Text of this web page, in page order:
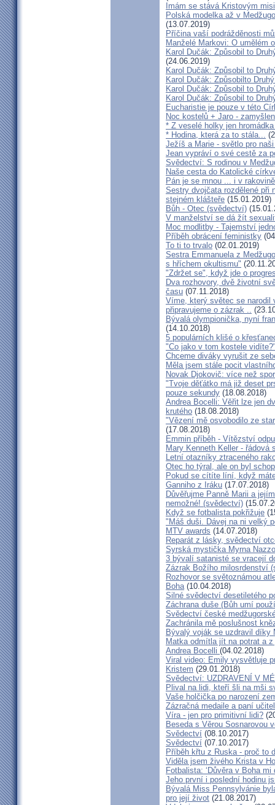
Imám se stává Kristovým
Polská modelka až v
(13.07.2019)
Příčina vaší podrážděnosti
Manželé Markovi: O umělém
Karol Dučák: Způsobil to
(24.06.2019)
Karol Dučák: Způsobil to
Karol Dučák: Způsobilto
Karol Dučák: Způsobil to
Karol Dučák: Způsobil to
Eucharistie je pouze v této
Noc kostelů + Jaro -
* Z veselé holky jen
* Hodina, která za to stála...
Ježíš a Marie - světlo pro
Jean vypráví o své cestě za
Svědectví: S rodinou v
Naše cesta do Katolické
Pán je se mnou ... i v
Sestry dvojčata rozdělené při
stejném klášteře (15.01.2019)
Bůh - Otec (svědectví)
V manželství se dá žít
Moc modlitby - Tajemství
Příběh obrácení feministky
To ti to trvalo (02.01.2019)
Sestra Emmanuela z
s hříchem okultismu"
"Zdržet se", když jde o
Dva rozhovory, dvě životní
času (07.11.2018)
Víme, který světec se narodil
připravujeme o zázrak ..
Bývalá olympionička, nyní
(14.10.2018)
5 populárních klišé o
"Co jako v tom kostele
Chceme diváky vyrušit ze
Měla jsem stále pocit
Novak Djokovič: více než
"Tvoje děťátko má již deset
pouze sekundy (18.08.2018)
Andrea Bocelli: Věřit lze jen
krutého (18.08.2018)
"Vězení mě osvobodilo ze
(17.08.2018)
Emmin příběh - Vítězství
Mary Kenneth Keller - řádová
Letní otazníky ztraceného
Otec ho týral, ale on byl
Pokud se cítíte líní, když
Ganniho z Iráku (17.07.2018)
Důvěřujme Panně Marii a
nemožné! (svědectví)
Když se fotbalista pokřižuje
"Máš duši. Dávej na ni velký
MTV awards (14.07.2018)
Reparát z lásky, svědectví
Syrská mystička Myrna
3 bývalí satanisté se vracejí
Zázrak Božího milosrdenství
Rozhovor se světoznámou
Boha(10.04.2018)
Silné svědectví desetiletého
Záchrana duše (Bůh umí
Svědectví české
Zachránila mě poslušnost
Bývalý voják se uzdravil díky
Matka odmítla jít na potrat a
Andrea Bocelli (04.02.2018)
Viral video: Emily vysvětluje
Kristem (29.01.2018)
Svědectví: UZDRAVENÍ V
Plival na lidi, kteří šli na mši
Vaše holčička po narození
Zázračná medaile a paní
Víra - jen pro primitivní lidi?
Beseda s Věrou Sosnarovou
Svědectví (08.10.2017)
Svědectví (07.10.2017)
Příběh křtu z Ruska - proč to
Viděla jsem živého Krista v
Fotbalista: ‘Důvěra v Boha mi
Jeho první i poslední hodinu
Bývalá Miss Pennsylvánie
pro její život (21.08.2017)